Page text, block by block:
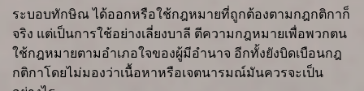
ระบอบทักษิณ ได้ออกหรือใช้กฎหมายที่ถูกต้องตามกฎกติกาก็
จริง แต่เป็นการใช้อย่างเลี่ยงบาลี ตีความกฎหมายเพื่อพวกตน
ใช้กฎหมายตามอำเภอใจของผู้มีอำนาจ อีกทั้งยังบิดเบือนกฎ
กติกาโดยไม่มองว่าเนื้อหาหรือเจตนารมณ์มันควรจะเป็น